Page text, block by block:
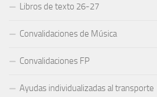
Libros de texto 26-27
Convalidaciones de Música
Convalidaciones FP
Ayudas individualizadas al transporte